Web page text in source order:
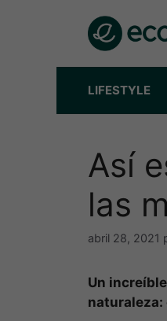
LIFESTYLE
Así
las
abril 28, 2021
Un
naturaleza: